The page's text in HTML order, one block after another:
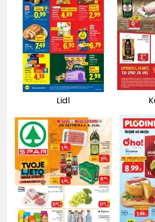
Lidl